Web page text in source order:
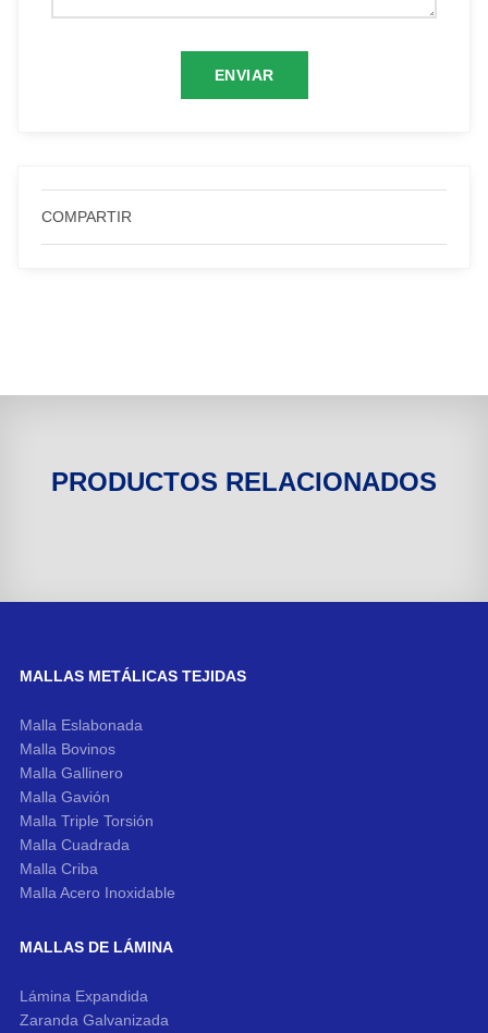
COMPARTIR
PRODUCTOS RELACIONADOS
MALLAS METÁLICAS TEJIDAS
Malla Eslabonada
Malla Bovinos
Malla Gallinero
Malla Gavión
Malla Triple Torsión
Malla Cuadrada
Malla Criba
Malla Acero Inoxidable
MALLAS DE LÁMINA
Lámina Expandida
Zaranda Galvanizada